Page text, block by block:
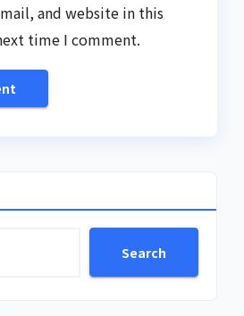
and website in this
time I comment.
Search